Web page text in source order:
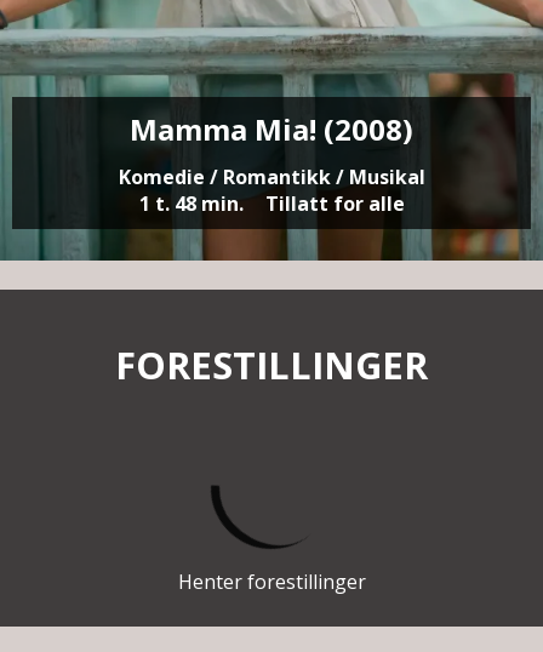
Mamma Mia! (2008)
Komedie / Romantikk / Musikal
1 t. 48 min.
Tillatt for alle
FORESTILLINGER
Henter forestillinger